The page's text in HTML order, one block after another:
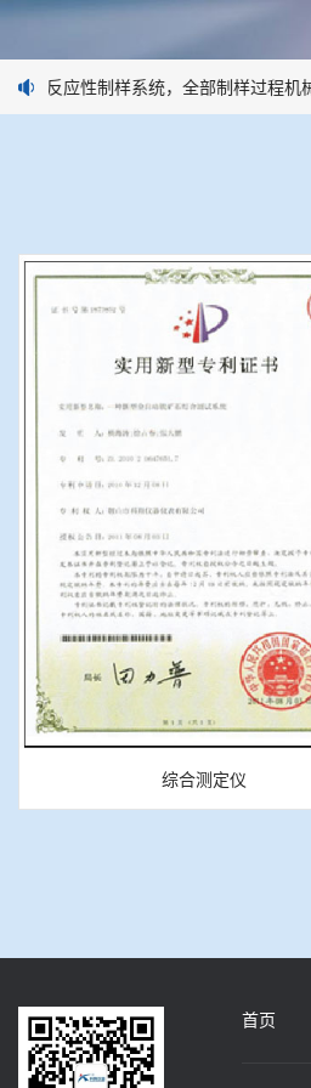
炭反应性制样系统，全部制样过程机
综合测定仪
首页